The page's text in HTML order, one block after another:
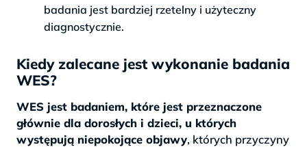
badania jest bardziej rzetelny i użyteczny
diagnostycznie.
Kiedy zalecane jest wykonanie badania
WES?
WES jest badaniem, które jest przeznaczone
głównie dla dorosłych i dzieci, u których
występują niepokojące objawy, których przyczyny